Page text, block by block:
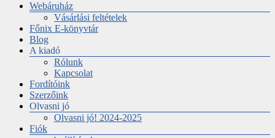
Webáruház
Vásárlási feltételek
Főnix E-könyvtár
Blog
A kiadó
Rólunk
Kapcsolat
Fordítóink
Szerzőink
Olvasni jó
Olvasni jó! 2024-2025
Fiók